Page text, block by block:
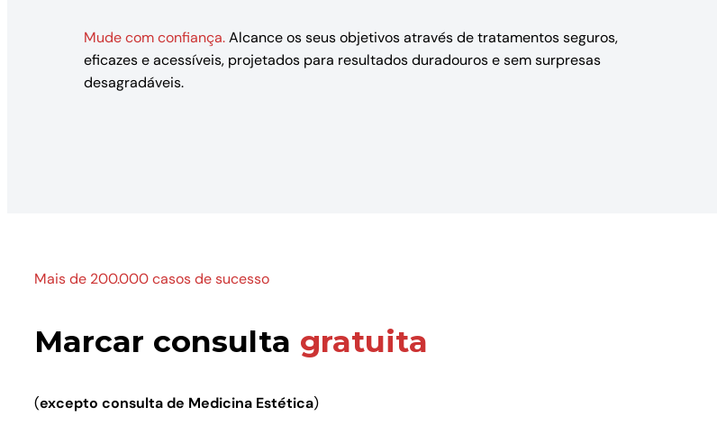
Mude com confiança.Alcance os seus objetivos através de tratamentos seguros,
eficazes e acessíveis, projetados para resultados duradouros e sem surpresas
desagradáveis.
Mais de 200.000 casos de sucesso
Marcar consulta gratuita
(excepto consulta de Medicina Estética)